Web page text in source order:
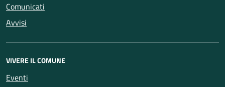
Comunicati
Avvisi
VIVERE IL COMUNE
Eventi